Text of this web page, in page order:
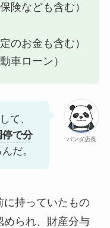
険なども含む）
のお金も含む）
車ローン）
パンダ店長
て、
で分
だ。
に持っていたもの
められ、財産分与